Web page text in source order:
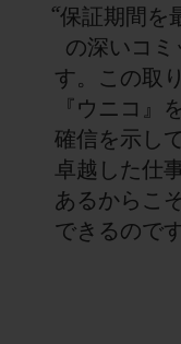
“保証期間を
の深いコ
す。この取
『ウニコ』
確信を示し
卓越した仕
あるからこ
できるので